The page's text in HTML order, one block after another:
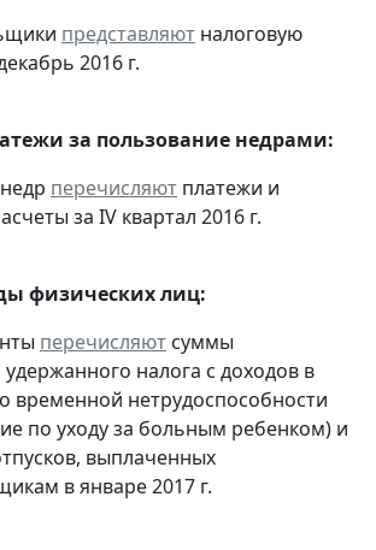
представляют налоговую
2016 г.
за пользование недрами:
перечисляют платежи и
за IV квартал 2016 г.
физических лиц:
перечисляют суммы
налога с доходов в
временной нетрудоспособности
по уходу за больным ребенком) и
выплаченных
в январе 2017 г.